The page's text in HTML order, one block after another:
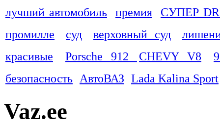
лучший автомобиль
премия
СУПЕР
промилле
суд верховный суд
красивые
Porsche 912 CHEVY V8
безопасность АвтоВАЗ Lada Kalina Sport
Vaz.ee